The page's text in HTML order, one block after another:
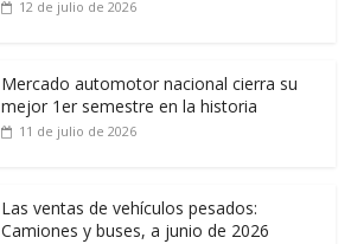
12 de julio de 2026
Mercado automotor nacional cierra su
mejor 1er semestre en la historia
11 de julio de 2026
Las ventas de vehículos pesados:
Camiones y buses, a junio de 2026